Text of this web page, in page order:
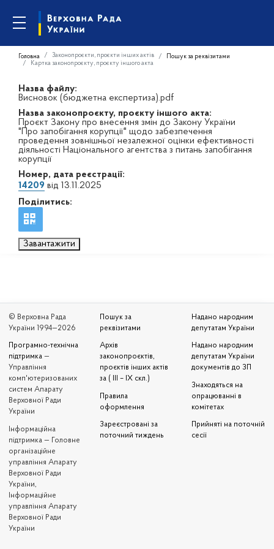
Головна Законопроєкти, проєкти інших актів
Пошук за реквізитами
Картка законопроєкту, проєкту іншого акта
Назва файлу:
Висновок (бюджетна експертиза).pdf
Назва законопроєкту, проєкту іншого акта:
Проєкт Закону про внесення змін до Закону України
"Про запобігання корупції" щодо забезпечення
проведення зовнішньої незалежної оцінки ефективності
діяльності Національного агентства з питань запобігання
корупції
Номер, дата реєстрації:
14209 від 13.11.2025
Поділитись:
Завантажити
© Верховна Рада
України 1994—2026
Програмно-технічна
підтримка —
Управління
комп'ютеризованих
систем Апарату
Верховної Ради
України
Iнформаційна
підтримка — Головне
організаційне
управління Апарату
Верховної Ради
України,
Інформаційне
управління Апарату
Верховної Ради
України
Пошук за
реквізитами
Архів
законопроєктів,
проєктів інших актів
за ( III – IX скл.)
Правила
оформлення
Зареєстровані за
поточний тиждень
Надано народним
депутатам України
Надано народним
депутатам України
документів до ЗП
Знаходяться на
опрацюванні в
комітетах
Прийняті на поточній
сесії